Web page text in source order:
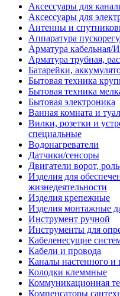
Аксессуары для
Аксессуары для
Антенны и
Аппаратура
Арматура кабельная/
Арматура трубная,
Батарейки,
Бытовая техника
Бытовая техника
Бытовая электроника
Ванная комната и
Вилки, розетки и
специальные
Водонагреватели
Датчики/сенсоры
Двигатели ворот,
Изделия для
жизнедеятельности
Изделия крепежные
Изделия монтажные
Инструмент ручной
Инструменты для
Кабеленесущие
Кабели и провода
Каналы настенного и
Колодки клеммные
Коммуникационная
Компенсаторы